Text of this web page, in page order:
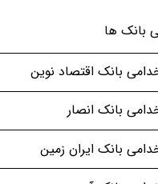
بانک ها
بانک اقتصاد نوین
بانک انصار
بانک ایران زمین